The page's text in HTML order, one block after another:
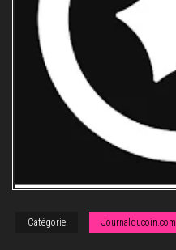
Catégorie Journalducoin.com